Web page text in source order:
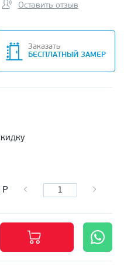
Оставить отзыв
Заказать
БЕСПЛАТНЫЙ ЗАМЕР
Р